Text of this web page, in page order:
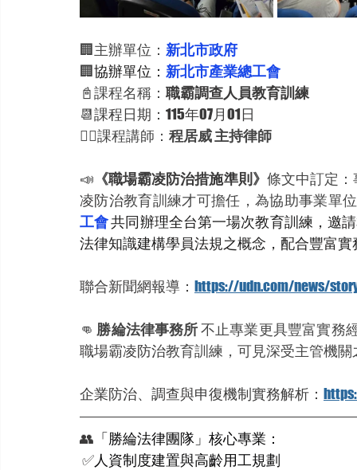
🏢主辦單位： 新北市政府
🏢協辦單位： 新北市產業總工會
📓課程名稱： 職霸調查人員教育訓練
📆課程日期：115年07月01日
👨‍⚖️課程講師： 程居威 主持律師
📣 《職場霸凌防治措施準則 》 條文中訂定
凌防治教育訓練才可擔任，為協助事業單
工會 共同辦理全台第一場次教育訓練，邀
法律知識建構學員法規之概念，配合豐富
聯合新聞網報導： https://udn.com/news/
👊 勝綸法律事務所 不止專業更具豐富實務
職場霸凌防治教育訓練，可見深受主管機
企業防治、調查與申復機制實務解析：
👥 「勝綸法律團隊」核心專業：
✅人資制度建置與高齡用工規劃